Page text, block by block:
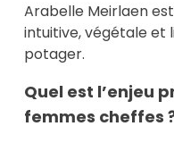
Arabelle Meirlaen
intuitive, végétale et
potager.
Quel est l’enjeu
femmes cheffes